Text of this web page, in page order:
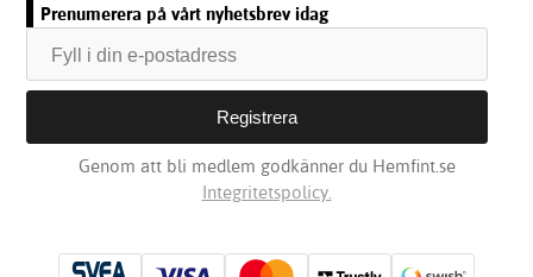
Prenumerera på vårt nyhetsbrev idag
Genom att bli medlem godkänner du Hemfint.se
Integritetspolicy.